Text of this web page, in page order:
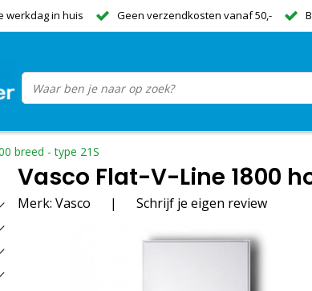
werkdag in huis Geen verzendkosten vanaf 50,-
breed - type 21S
Vasco Flat-V-Line 1800
Merk: Vasco | Schrijf je eigen review